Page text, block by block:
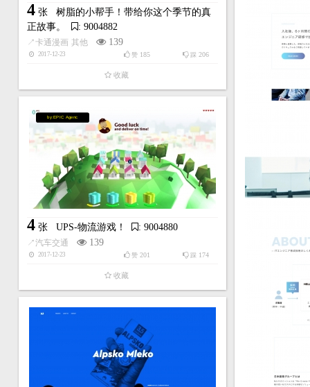
4 张 树脂的小帮手！带给你这个季节的真
正故事。
: 9004882
↗卡通漫画 其他 139
2017-12-23 踩 206
赞 185
收藏
by:EPIC Agenc
4 张 UPS-物流游戏！ : 9004880
↗汽车交通 139
2017-12-23 踩 174
赞 201
收藏